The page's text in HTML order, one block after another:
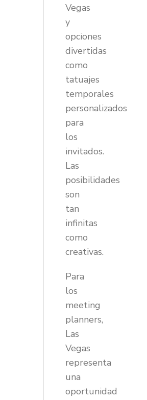
Vegas
y
opciones
divertidas
como
tatuajes
temporales
personalizados
para
los
invitados.
Las
posibilidades
son
tan
infinitas
como
creativas.
Para
los
meeting
planners,
Las
Vegas
representa
una
oportunidad